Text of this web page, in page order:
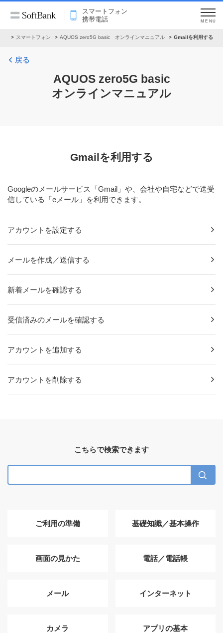
スマートフォン
携帯電話
MENU
スマートフォン AQUOS zero5G basic オンラインマニュアル Gmailを利用する
戻る
AQUOS zero5G basic
オンラインマニュアル
Gmailを利用する
Googleのメールサービス「Gmail」や、会社や自宅などで送受
信している「eメール」を利用できます。
アカウントを設定する
メールを作成／送信する
新着メールを確認する
受信済みのメールを確認する
アカウントを追加する
アカウントを削除する
こちらで検索できます
ご利用の準備 基礎知識／基本操作
画面の見かた 電話／電話帳
メール インターネット
カメラ アプリの基本